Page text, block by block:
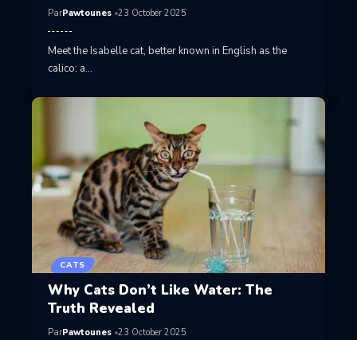
ParPawtounes 23 October 2025
Meet the Isabelle cat, better known in English as the
calico: a…
CATS
Why Cats Don’t Like Water: The
Truth Revealed
ParPawtounes 23 October 2025